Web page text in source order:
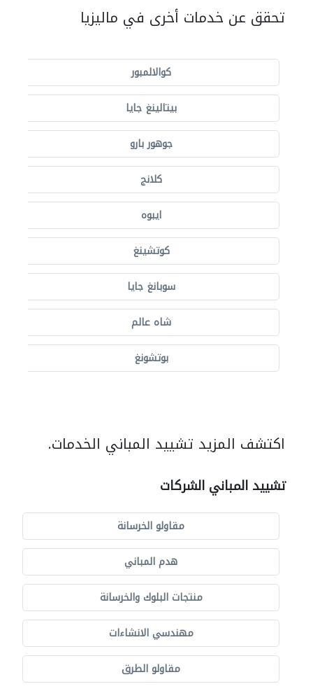
تحقق عن خدمات أخرى في ماليزيا
كوالالمبور
بيتالينغ جايا
جوهور بارو
كلانج
ايبوه
كوتشينغ
سوبانغ جايا
شاه عالم
بوتشونغ
اكتشف المزيد تشييد المباني الخدمات.
تشييد المباني الشركات
مقاولو الخرسانة
هدم المباني
منتجات البلوك والخرسانة
مهندسي الانشاءات
مقاولو الطرق